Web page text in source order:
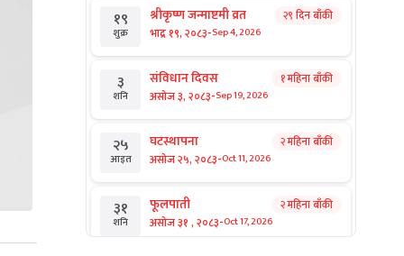
१९
शुक्र
श्रीकृष्ण जन्माष्टमी व्रत
भाद्र १९, २०८३-Sep 4, 2026
२९ दिन बाँकी
३
शनि
संविधान दिवस
असोज ३, २०८३-Sep 19, 2026
१ महिना बाँकी
२५
आइत
घटस्थापना
असोज २५, २०८३-Oct 11, 2026
२ महिना बाँकी
३१
शनि
फूलपाती
असोज ३१ , २०८३-Oct 17, 2026
२ महिना बाँकी